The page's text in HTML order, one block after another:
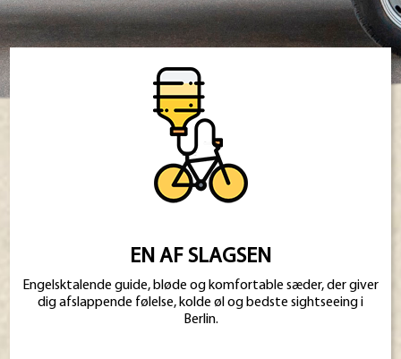
EN AF SLAGSEN
Engelsktalende guide, bløde og komfortable sæder, der giver
dig afslappende følelse, kolde øl og bedste sightseeing i
Berlin.